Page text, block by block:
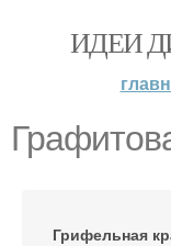
ИДЕИ
Грифельная